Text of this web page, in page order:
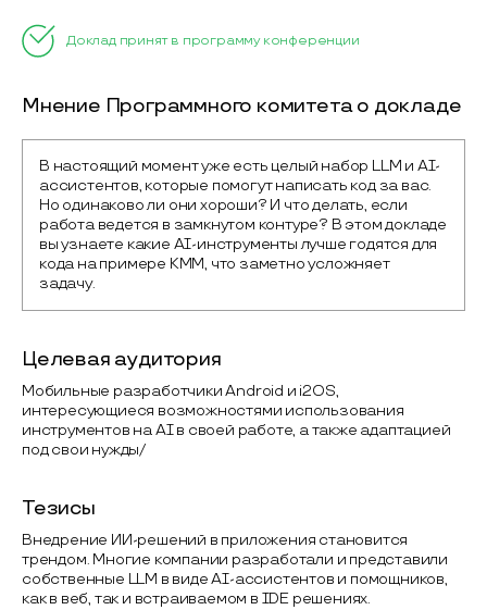
Доклад принят в программу конференции
Мнение Программного комитета о докладе
В настоящий момент уже есть целый набор LLM и AI-
ассистентов, которые помогут написать код за вас.
Но одинаково ли они хороши? И что делать, если
работа ведется в замкнутом контуре? В этом докладе
вы узнаете какие AI-инструменты лучше годятся для
кода на примере KMM, что заметно усложняет
задачу.
Целевая аудитория
Мобильные разработчики Android и i2OS,
интересующиеся возможностями использования
инструментов на AI в своей работе, а также адаптацией
под свои нужды/
Тезисы
Внедрение ИИ-решений в приложения становится
трендом. Многие компании разработали и представили
собственные LLM в виде AI-ассистентов и помощников,
как в веб, так и встраиваемом в IDE решениях.